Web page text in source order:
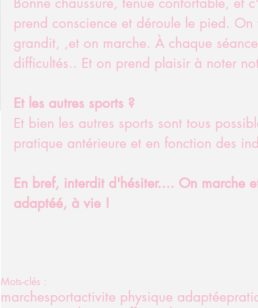
prend conscience et déroule le pied.
grandit, ,et on marche. À chaque
difficultés.. Et on prend plaisir à noter
Et les autres sports ?
Et bien les autres sports sont tous
pratique antérieure et en fonction des
En bref, interdit d'hésiter.... On marche
adaptéé, à vie !
Mots-clés :
marchesportactivite physique adaptée